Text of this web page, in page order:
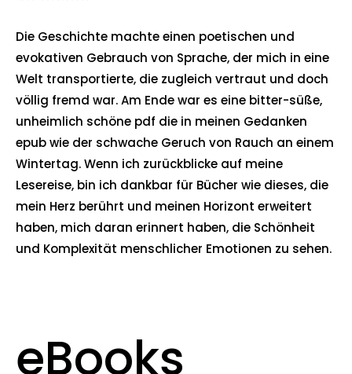
Die Geschichte machte einen poetischen und
evokativen Gebrauch von Sprache, der mich in eine
Welt transportierte, die zugleich vertraut und doch
völlig fremd war. Am Ende war es eine bitter-süße,
unheimlich schöne pdf die in meinen Gedanken
epub wie der schwache Geruch von Rauch an einem
Wintertag. Wenn ich zurückblicke auf meine
Lesereise, bin ich dankbar für Bücher wie dieses, die
mein Herz berührt und meinen Horizont erweitert
haben, mich daran erinnert haben, die Schönheit
und Komplexität menschlicher Emotionen zu sehen.
eBooks